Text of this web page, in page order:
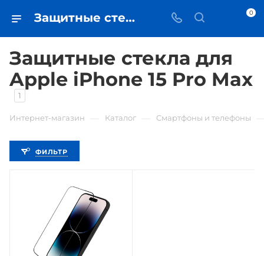
Защитные стекла для Apple iPhone 15 Pro Max - купить защитное стекло в Самаре - iЧехол 0
Защитные стекла для
Apple iPhone 15 Pro Max
1
Интернет-магазин Каталог Смартфоны и телефоны
ФИЛЬТР